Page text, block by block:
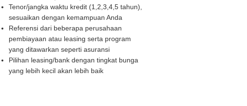
Tenor/jangka waktu kredit (1,2,3,4,5 tahun),
sesuaikan dengan kemampuan Anda
Referensi dari beberapa perusahaan
pembiayaan atau leasing serta program
yang ditawarkan seperti asuransi
Pilihan leasing/bank dengan tingkat bunga
yang lebih kecil akan lebih baik